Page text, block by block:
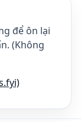
để ôn lại
(Không